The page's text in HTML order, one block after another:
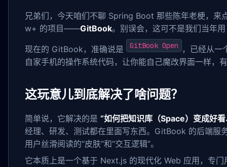
兄弟们，今天咱们不聊 Spring Boot 那些陈年老梗，
w+ 的项目——GitBook。别误会，这可不是我们当年
现在的 GitBook，准确说是 GitBook Open
，已经从一
自家手机的操作系统代码，让你能自己魔改界面一样，
这玩意儿到底解决了啥问题？
简单说，它解决的是 “如何把知识库（Space）变成好
经理、研发、测试都在里面写东西。GitBook 的后端服
用户丝滑阅读的“皮肤”和“交互逻辑”。
它本质上是一个基于 Next.js 的现代化 Web 应用，专